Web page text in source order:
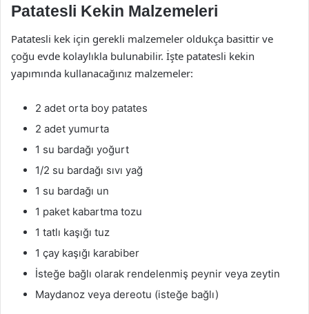
Patatesli Kekin Malzemeleri
Patatesli kek için gerekli malzemeler oldukça basittir ve
çoğu evde kolaylıkla bulunabilir. İşte patatesli kekin
yapımında kullanacağınız malzemeler:
2 adet orta boy patates
2 adet yumurta
1 su bardağı yoğurt
1/2 su bardağı sıvı yağ
1 su bardağı un
1 paket kabartma tozu
1 tatlı kaşığı tuz
1 çay kaşığı karabiber
İsteğe bağlı olarak rendelenmiş peynir veya zeytin
Maydanoz veya dereotu (isteğe bağlı)